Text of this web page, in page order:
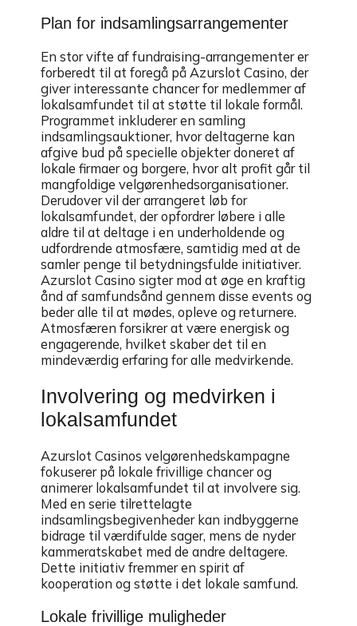
Plan for indsamlingsarrangementer
En stor vifte af fundraising-arrangementer er
forberedt til at foregå på Azurslot Casino, der
giver interessante chancer for medlemmer af
lokalsamfundet til at støtte til lokale formål.
Programmet inkluderer en samling
indsamlingsauktioner, hvor deltagerne kan
afgive bud på specielle objekter doneret af
lokale firmaer og borgere, hvor alt profit går til
mangfoldige velgørenhedsorganisationer.
Derudover vil der arrangeret løb for
lokalsamfundet, der opfordrer løbere i alle
aldre til at deltage i en underholdende og
udfordrende atmosfære, samtidig med at de
samler penge til betydningsfulde initiativer.
Azurslot Casino sigter mod at øge en kraftig
ånd af samfundsånd gennem disse events og
beder alle til at mødes, opleve og returnere.
Atmosfæren forsikrer at være energisk og
engagerende, hvilket skaber det til en
mindeværdig erfaring for alle medvirkende.
Involvering og medvirken i
lokalsamfundet
Azurslot Casinos velgørenhedskampagne
fokuserer på lokale frivillige chancer og
animerer lokalsamfundet til at involvere sig.
Med en serie tilrettelagte
indsamlingsbegivenheder kan indbyggerne
bidrage til værdifulde sager, mens de nyder
kammeratskabet med de andre deltagere.
Dette initiativ fremmer en spirit af
kooperation og støtte i det lokale samfund.
Lokale frivillige muligheder